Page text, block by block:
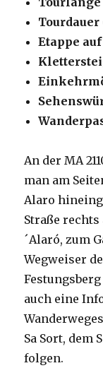
Tourdauer
Etappe
An der MA
man am
Alaro
Straße rechts
´Alaró, zum
Wegweiser
auch eine
Sa Sort, dem
folgen.